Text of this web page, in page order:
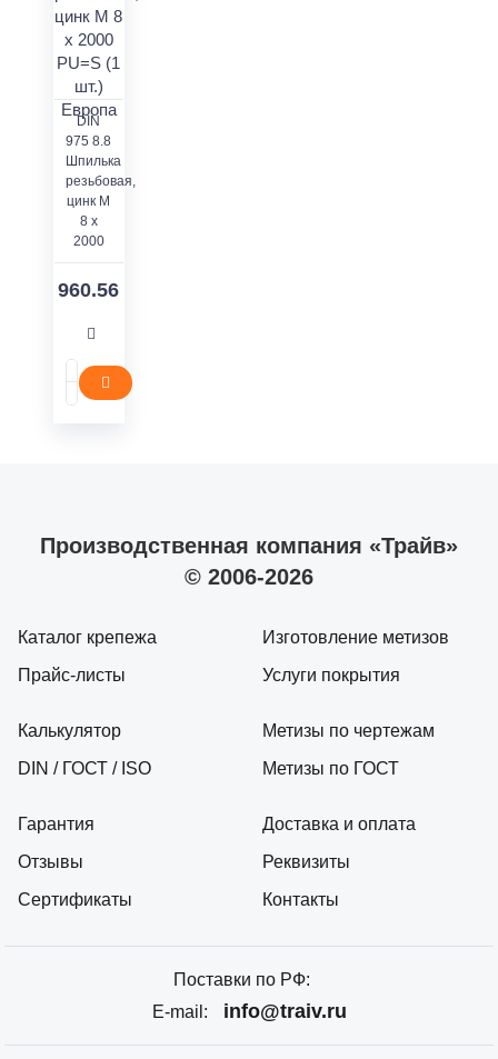
DIN
975 8.8
Шпилька
резьбовая,
цинк M
8 x
2000
960.56
Производственная компания «Трайв»
© 2006-2026
Каталог крепежа
Прайс-листы
Калькулятор
DIN / ГОСТ / ISO
Гарантия
Отзывы
Сертификаты
Изготовление метизов
Услуги покрытия
Метизы по чертежам
Метизы по ГОСТ
Доставка и оплата
Реквизиты
Контакты
Поставки по РФ:
E-mail:
info@traiv.ru